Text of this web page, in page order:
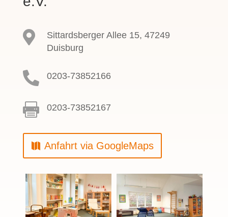

Sittardsberger Allee 15, 47249
Duisburg
 0203-73852166
 0203-73852167
Anfahrt via GoogleMaps